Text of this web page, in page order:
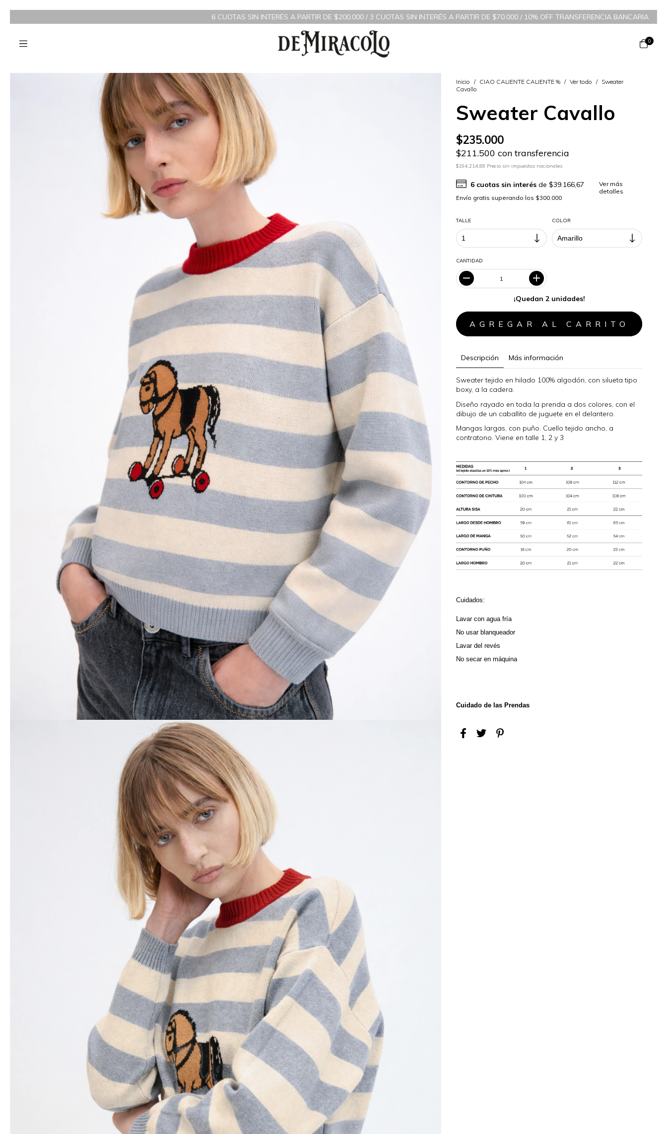
6 CUOTAS SIN INTERÉS A PARTIR DE $200.000 / 3 CUOTAS SIN INTERÉS A PARTIR DE $70.000 / 10% OFF TRANSFERENCIA BANCARIA /6 CUOTAS SIN
0
Inicio / CIAO CALIENTE CALIENTE % / Ver todo / Sweater
Cavallo
Sweater Cavallo
$235.000
$211.500 con transferencia
$194.214,88 Precio sin impuestos nacionales
6 cuotas sin interés de$39.166,67
Ver más
detalles
TALLE COLOR
CANTIDAD
¡Quedan 2 unidades!
Descripción Más información
Sweater tejido en hilado 100% algodón, con silueta tipo
boxy, a la cadera.
Diseño rayado en toda la prenda a dos colores, con el
dibujo de un caballito de juguete en el delantero.
Mangas largas, con puño. Cuello tejido ancho, a
contratono. Viene en talle 1, 2 y 3
Cuidados:
Lavar con agua fría
No usar blanqueador
Lavar del revés
No secar en máquina
Cuidado de las Prendas